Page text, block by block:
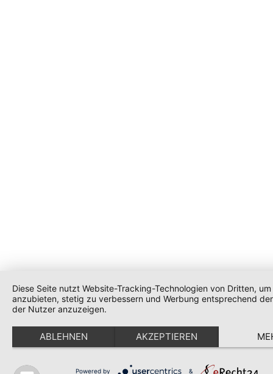
Diese Seite nutzt Website-Tracking-Technologien von Dritten,
anzubieten, stetig zu verbessern und Werbung entsprechend
der Nutzer anzuzeigen.
ABLEHNEN AKZEPTIEREN
Powered by &